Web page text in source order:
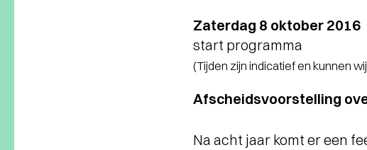
Zaterdag 8 oktober 2016
start programma
(Tijden zijn indicatief en kunnen
Afscheidsvoorstelling
Na acht jaar komt er een